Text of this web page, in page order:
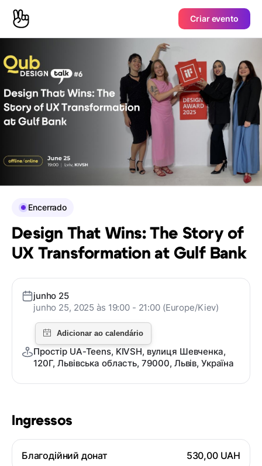
Criar evento
Ingressos
Благодійний донат 530,00 UAH
Encerrado
Design That Wins: The Story of
UX Transformation at Gulf Bank
junho 25
junho 25, 2025 às 19:00 - 21:00 (Europe/Kiev)
Простір UA-Teens, KIVSH, вулиця Шевченка,
120Г, Львівська область, 79000, Львів, Україна